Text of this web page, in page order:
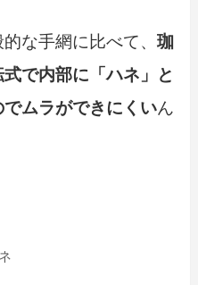
な手網に比べて、珈
で内部に「ハネ」と
ムラができにくいん